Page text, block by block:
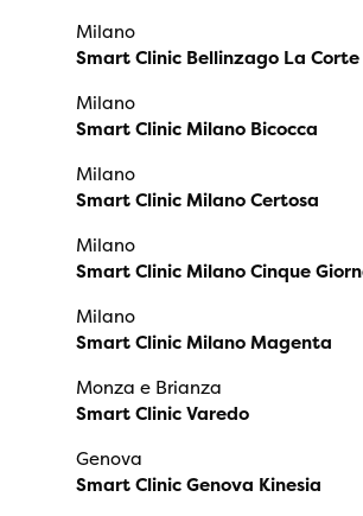
Milano
Smart Clinic Bellinzago La
Milano
Smart Clinic Milano Bicocca
Milano
Smart Clinic Milano Certosa
Milano
Smart Clinic Milano Cinque
Milano
Smart Clinic Milano Magenta
Monza e Brianza
Smart Clinic Varedo
Genova
Smart Clinic Genova Kinesia